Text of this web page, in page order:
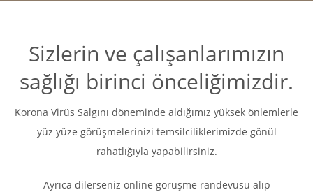
Sizlerin ve çalışanlarımızın
sağlığı birinci önceliğimizdir.
Korona Virüs Salgını döneminde aldığımız yüksek önlemlerle
yüz yüze görüşmelerinizi temsilciliklerimizde gönül
rahatlığıyla yapabilirsiniz.
Ayrıca dilerseniz online görüşme randevusu alıp